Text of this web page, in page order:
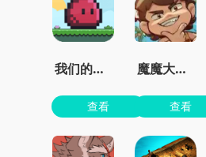
我们的世界
查看
魔魔大冒险官方正版
查看